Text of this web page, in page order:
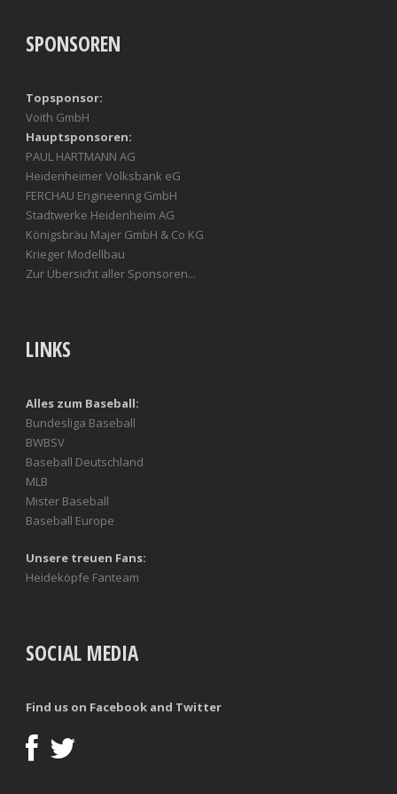
SPONSOREN
Topsponsor:
Voith GmbH
Hauptsponsoren:
PAUL HARTMANN AG
Heidenheimer Volksbank eG
FERCHAU Engineering GmbH
Stadtwerke Heidenheim AG
Königsbräu Majer GmbH & Co KG
Krieger Modellbau
Zur Übersicht aller Sponsoren...
LINKS
Alles zum Baseball:
Bundesliga Baseball
BWBSV
Baseball Deutschland
MLB
Mister Baseball
Baseball Europe
Unsere treuen Fans:
Heideköpfe Fanteam
SOCIAL MEDIA
Find us on Facebook and Twitter